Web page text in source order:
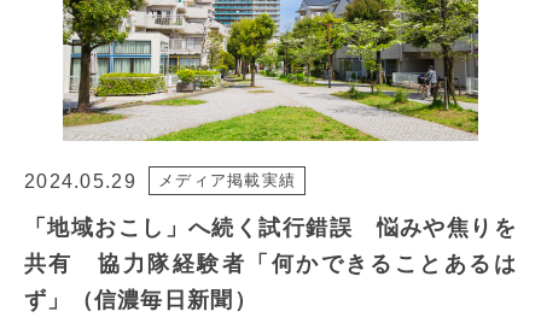
2024.05.29 メディア掲載実績
「地域おこし」へ続く試行錯誤 悩みや焦りを
共有 協力隊経験者「何かできることあるは
ず」（信濃毎日新聞）